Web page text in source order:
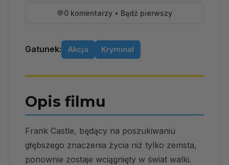
💬0 komentarzy • Bądź pierwszy
Gatunek: Akcja Kryminał
Opis filmu
Frank Castle, będący na poszukiwaniu
głębszego znaczenia życia niż tylko zemsta,
ponownie zostaje wciągnięty w świat walki.